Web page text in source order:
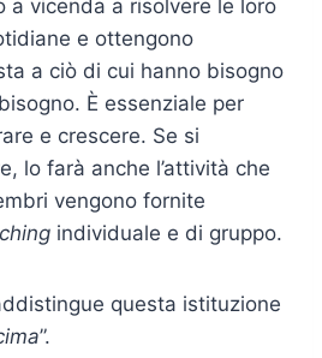
a vicenda a risolvere le loro
e ottengono
a ciò di cui hanno bisogno
È essenziale per
e crescere. Se si
lo farà anche l’attività che
vengono fornite
individuale e di gruppo.
questa istituzione
”.